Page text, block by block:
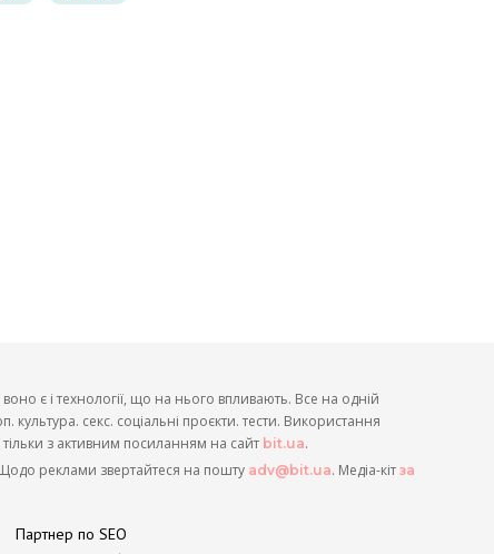
є і технології, що на нього впливають. Все на одній
культура. секс. соціальні проєкти. тести. Використання
з активним посиланням на сайт bit.ua.
реклами звертайтеся на пошту adv@bit.ua. Медіа-кіт за
Партнер по SEO